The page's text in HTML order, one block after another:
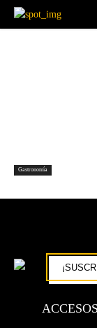
Gastronomía